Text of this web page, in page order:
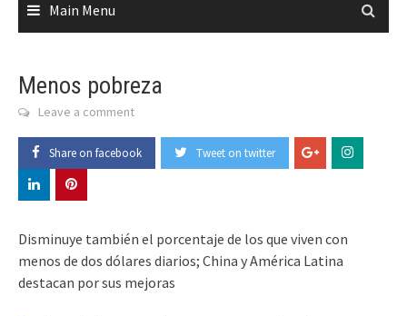
Main Menu
Menos pobreza
Leave a comment
Share on facebook Tweet on twitter
Disminuye también el porcentaje de los que viven con
menos de dos dólares diarios; China y América Latina
destacan por sus mejoras